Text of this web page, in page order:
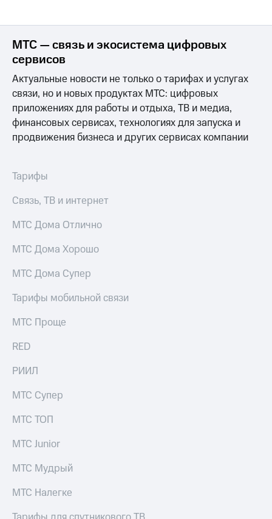
облигаций
Описание
Еврооблигации-2023
Уведомление
о
погашении
именных
облигаций
Другое
деловая этика
МТС — связь и экосистема цифровых
сервисов
Актуальные новости не только о тарифах и услугах
связи, но и новых продуктах МТС: цифровых
приложениях для работы и отдыха, ТВ и медиа,
финансовых сервисах, технологиях для запуска и
продвижения бизнеса и других сервисах компании
Тарифы
Связь, ТВ и интернет
МТС Дома Отлично
МТС Дома Хорошо
МТС Дома Супер
Тарифы мобильной связи
МТС Проще
RED
РИИЛ
МТС Супер
МТС ТОП
МТС Junior
МТС Мудрый
МТС Налегке